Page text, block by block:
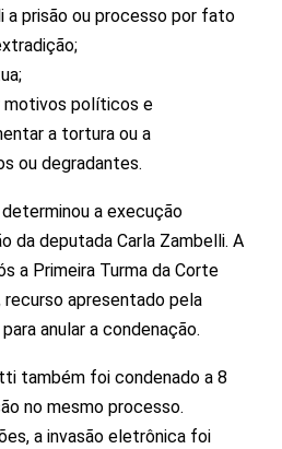
a prisão ou processo por fato
motivos políticos e
a tortura ou a
ou degradantes.
a execução
da deputada Carla Zambelli. A
a Primeira Turma da Corte
recurso apresentado pela
anular a condenação.
também foi condenado a 8
no mesmo processo.
a invasão eletrônica foi